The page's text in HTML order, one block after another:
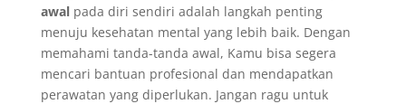
awalpada diri sendiri adalah langkah penting
menuju kesehatan mental yang lebih baik. Dengan
memahami tanda-tanda awal, Kamu bisa segera
mencari bantuan profesional dan mendapatkan
perawatan yang diperlukan. Jangan ragu untuk